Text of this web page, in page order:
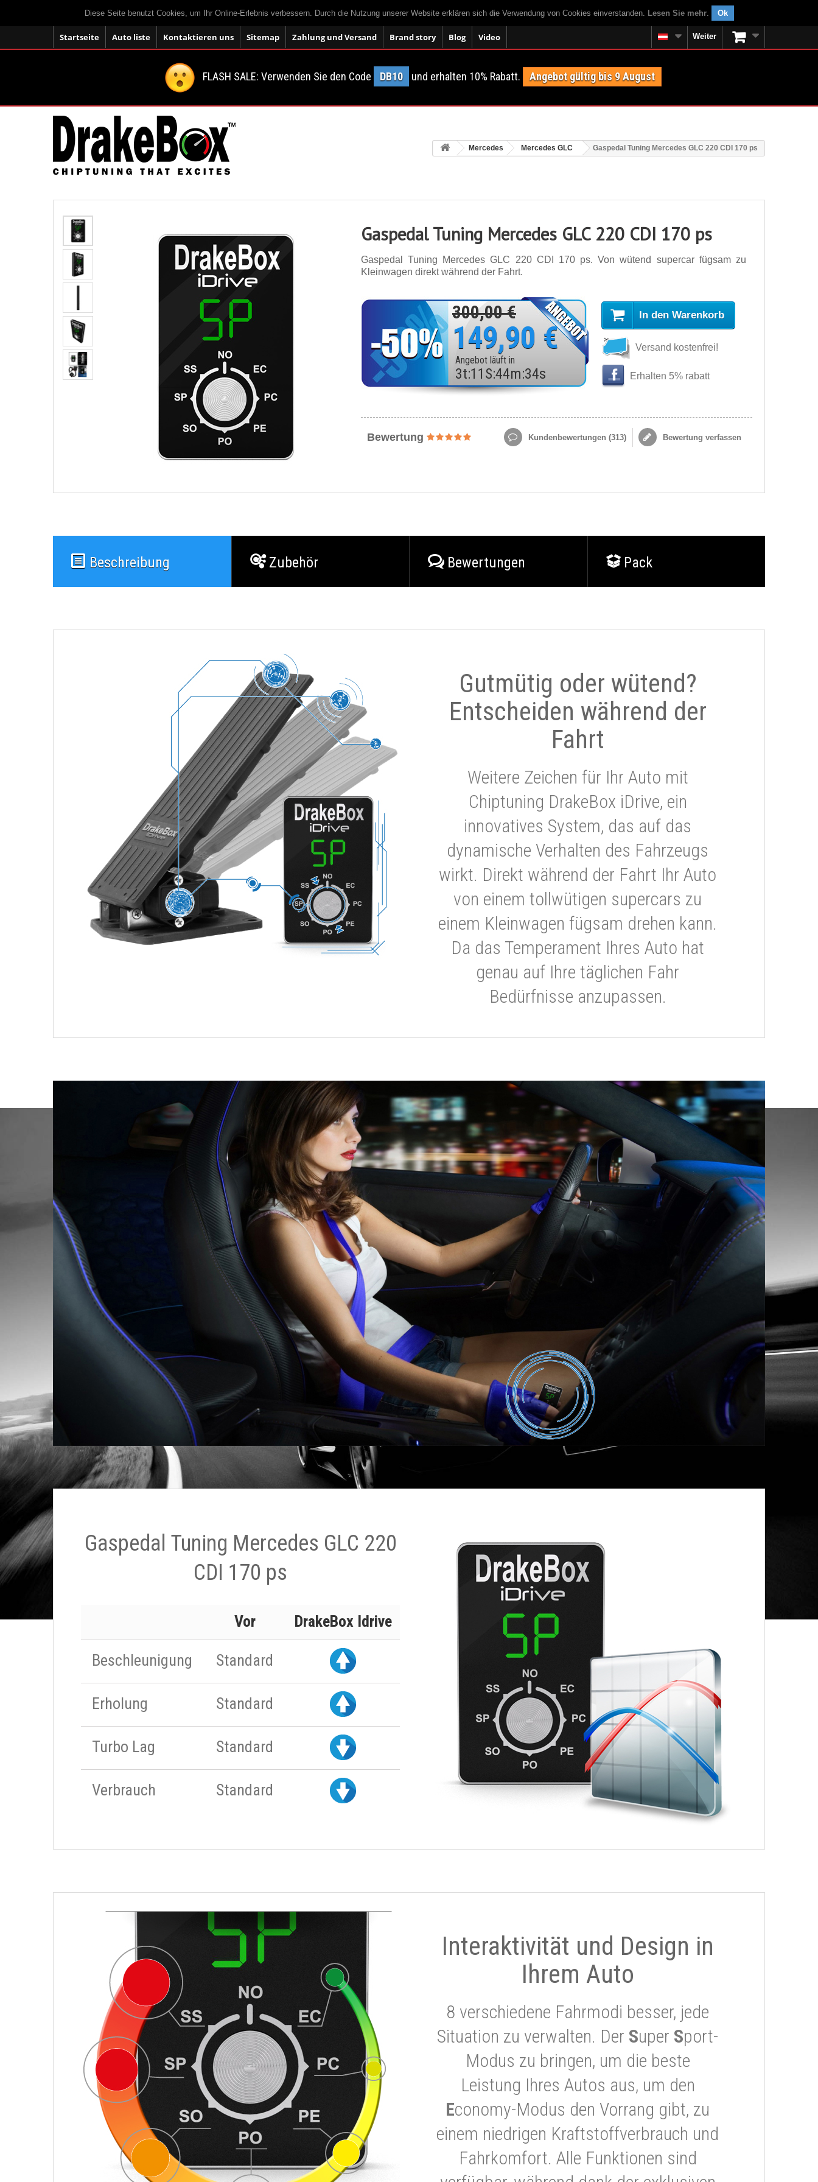
Diese Seite benutzt Cookies, um Ihr Online-Erlebnis verbessern. Durch die Nutzung unserer Website erklären sich die Verwendung von Cookies einverstanden. Lesen Sie mehr. Ok
Startseite Auto liste Kontaktieren uns Sitemap Zahlung und Versand Brand story Blog Video Weiter
FLASH SALE: Verwenden Sie den Code DB10 und erhalten 10% Rabatt. Angebot gültig bis 9 August
Mercedes Mercedes GLC Gaspedal Tuning Mercedes GLC 220 CDI 170 ps
Gaspedal Tuning Mercedes GLC 220 CDI 170 ps
Gaspedal Tuning Mercedes GLC 220 CDI 170 ps. Von wütend supercar fügsam zu
Kleinwagen direkt während der Fahrt.
300,00 €
149,90 €
Angebot läuft in
3t:11 S:44m:32s
In den Warenkorb
Versand kostenfrei!
Erhalten 5% rabatt
Bewertung Kundenbewertungen (313) Bewertung verfassen
Beschreibung Zubehör Bewertungen Pack
Gutmütig oder wütend?
Entscheiden während der
Fahrt
Weitere Zeichen für Ihr Auto mit
Chiptuning DrakeBox iDrive, ein
innovatives System, das auf das
dynamische Verhalten des Fahrzeugs
wirkt. Direkt während der Fahrt Ihr Auto
von einem tollwütigen supercars zu
einem Kleinwagen fügsam drehen kann.
Da das Temperament Ihres Auto hat
genau auf Ihre täglichen Fahr
Bedürfnisse anzupassen.
Gaspedal Tuning Mercedes GLC 220
CDI 170 ps
Vor DrakeBox Idrive
Beschleunigung Standard
Erholung Standard
Turbo Lag Standard
Verbrauch Standard
Interaktivität und Design in
Ihrem Auto
8 verschiedene Fahrmodi besser, jede
Situation zu verwalten. Der Super Sport-
Modus zu bringen, um die beste
Leistung Ihres Autos aus, um den
Economy-Modus den Vorrang gibt, zu
einem niedrigen Kraftstoffverbrauch und
Fahrkomfort. Alle Funktionen sind